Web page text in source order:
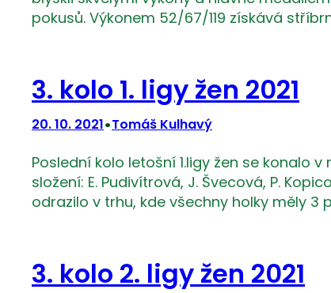
pokusů. Výkonem 52/67/119 získává
3. kolo 1. ligy žen 2021
20. 10. 2021•Tomáš Kulhavý
Poslední kolo letošní 1.ligy žen se konalo
složení: E. Pudivítrová, J. Švecová, P.
odrazilo v trhu, kde všechny holky měly 3
3. kolo 2. ligy žen 2021